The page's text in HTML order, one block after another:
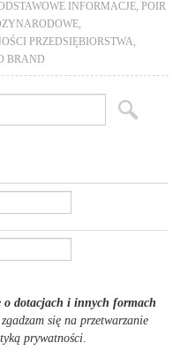
INFORMACJE ,POIR
PRZEDSIĘBIORSTWA
BRAND
o dotacjach i innych formach
zgadzam się na przetwarzanie
prywatności